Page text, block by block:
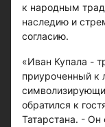
к народным
наследию и
согласию.
«Иван Купала -
приуроченный к
обратился к
Татарстана. -